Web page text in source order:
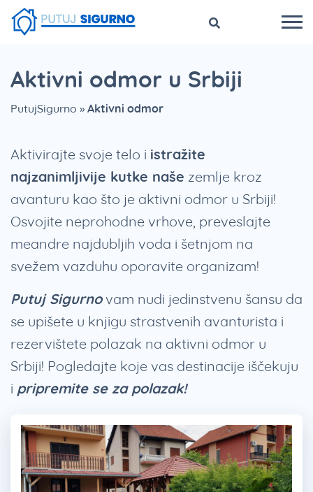
Aktivni odmor u Srbiji
PutujSigurno » Aktivni odmor
Aktivirajte svoje telo i istražite
najzanimljivije kutke naše zemlje kroz
avanturu kao što je aktivni odmor u Srbiji!
Osvojite neprohodne vrhove, preveslajte
meandre najdubljih voda i šetnjom na
svežem vazduhu oporavite organizam!
Putuj Sigurnovam nudi jedinstvenu šansu da
se upišete u knjigu strastvenih avanturista i
rezervištete polazak na aktivni odmor u
Srbiji! Pogledajte koje vas destinacije iščekuju
i pripremite se za polazak!